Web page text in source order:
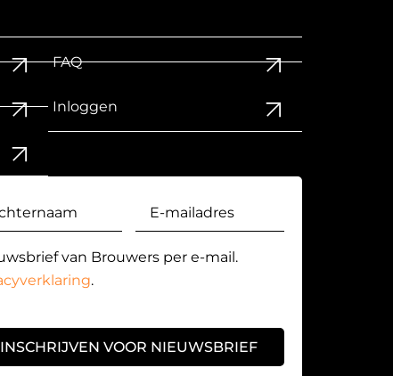
FAQ
Inloggen
van Brouwers per e-mail.
.
INSCHRIJVEN VOOR NIEUWSBRIEF